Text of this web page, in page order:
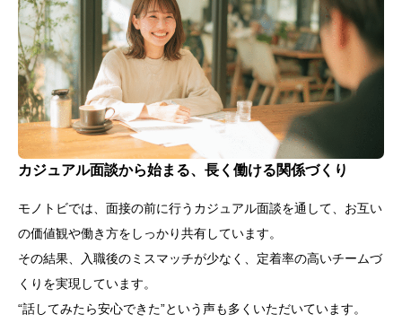
カジュアル面談から始まる、長く働ける関係づくり
モノトビでは、面接の前に行うカジュアル面談を通して、お互い
の価値観や働き方をしっかり共有しています。
その結果、入職後のミスマッチが少なく、定着率の高いチームづ
くりを実現しています。
“話してみたら安心できた”という声も多くいただいています。